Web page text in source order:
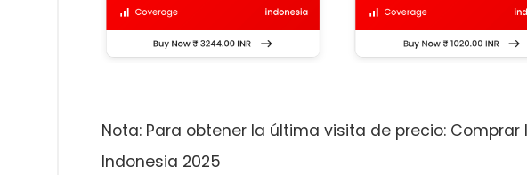
Nota: Para obtener la última visita de precio:
Indonesia 2025